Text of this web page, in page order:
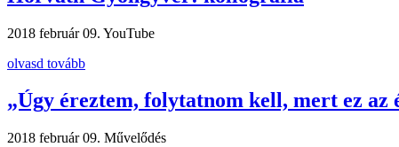
2018 február 09. YouTube
olvasd tovább
„Úgy éreztem, folytatnom kell, mert ez az
2018 február 09. Művelődés